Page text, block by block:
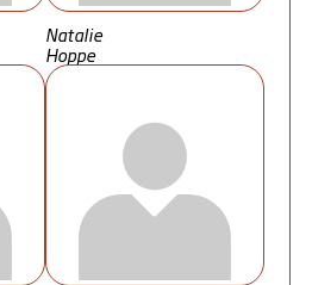
Natalie
Hoppe